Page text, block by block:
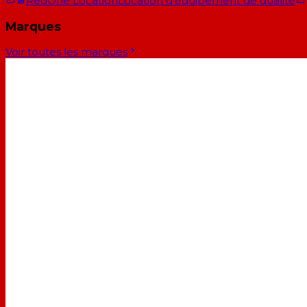
Marques
Voir toutes les marques